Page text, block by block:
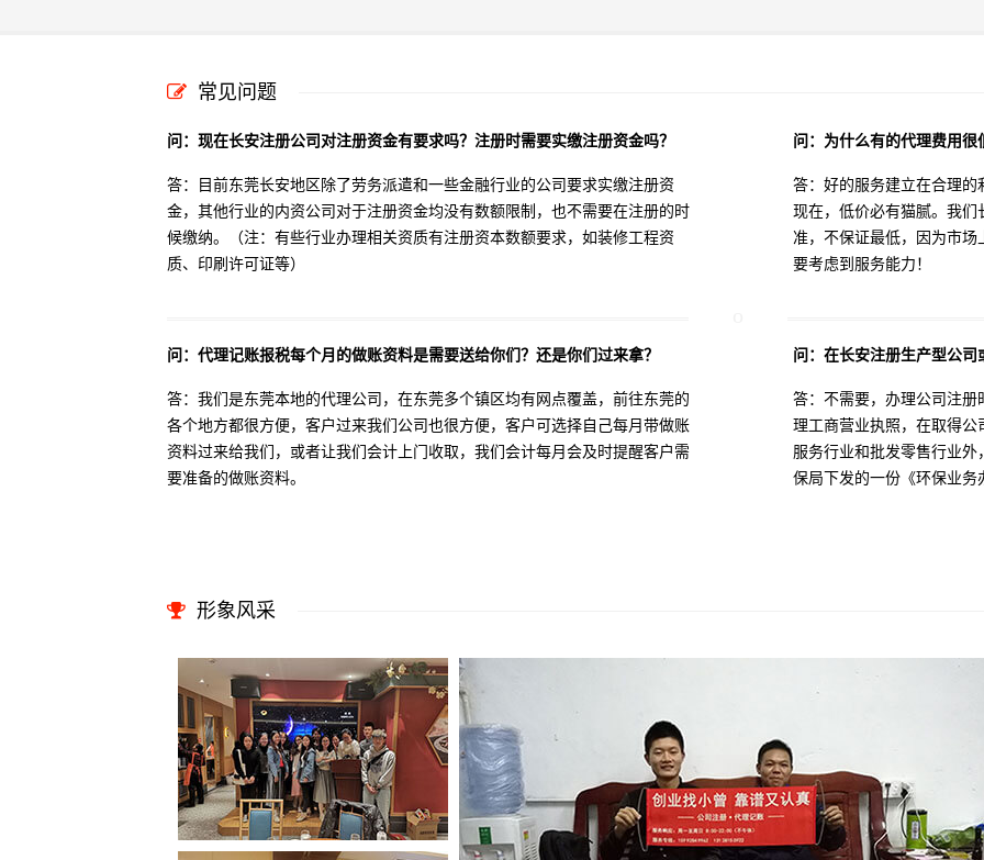
常见问题
问：现在长安注册公司对注册资金有要求吗？注册时需要实缴注册资金吗？
答：目前东莞长安地区除了劳务派遣和一些金融行业的公司要求实缴注册资
金，其他行业的内资公司对于注册资金均没有数额限制，也不需要在注册的时
候缴纳。（注：有些行业办理相关资质有注册资本数额要求，如装修工程资
质、印刷许可证等）
问：为什么有的代理费用
答：好的服务建立在合理
现在，低价必有猫腻。我
准，不保证最低，因为市
要考虑到服务能力！
问：代理记账报税每个月的做账资料是需要送给你们？还是你们过来拿？
答：我们是东莞本地的代理公司，在东莞多个镇区均有网点覆盖，前往东莞的
各个地方都很方便，客户过来我们公司也很方便，客户可选择自己每月带做账
资料过来给我们，或者让我们会计上门收取，我们会计每月会及时提醒客户需
要准备的做账资料。
问：在长安注册生产型公
答：不需要，办理公司注
理工商营业执照，在取得
服务行业和批发零售行业
保局下发的一份《环保业务
形象风采